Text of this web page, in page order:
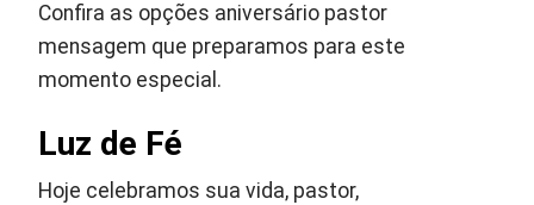
Confira as opções aniversário pastor
mensagem que preparamos para este
momento especial.
Luz de Fé
Hoje celebramos sua vida, pastor,